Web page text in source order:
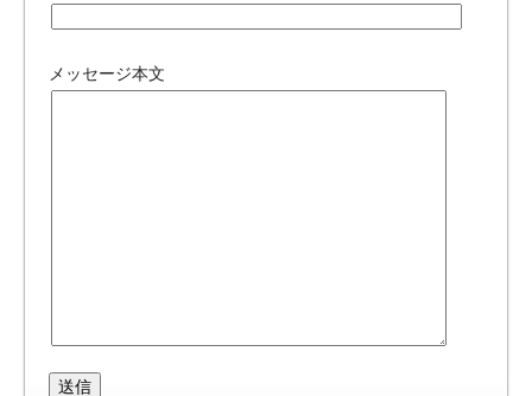
メッセージ本文